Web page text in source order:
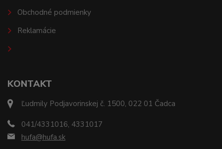
KONTAKT
Ľudmily Podjavorinskej č. 1500, 022 01 Čadca
041/4331016, 4331017
hufa@hufa.sk
Obchodné podmienky
Reklamácie